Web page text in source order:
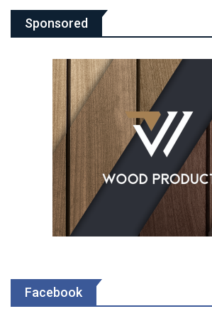
Sponsored
Facebook